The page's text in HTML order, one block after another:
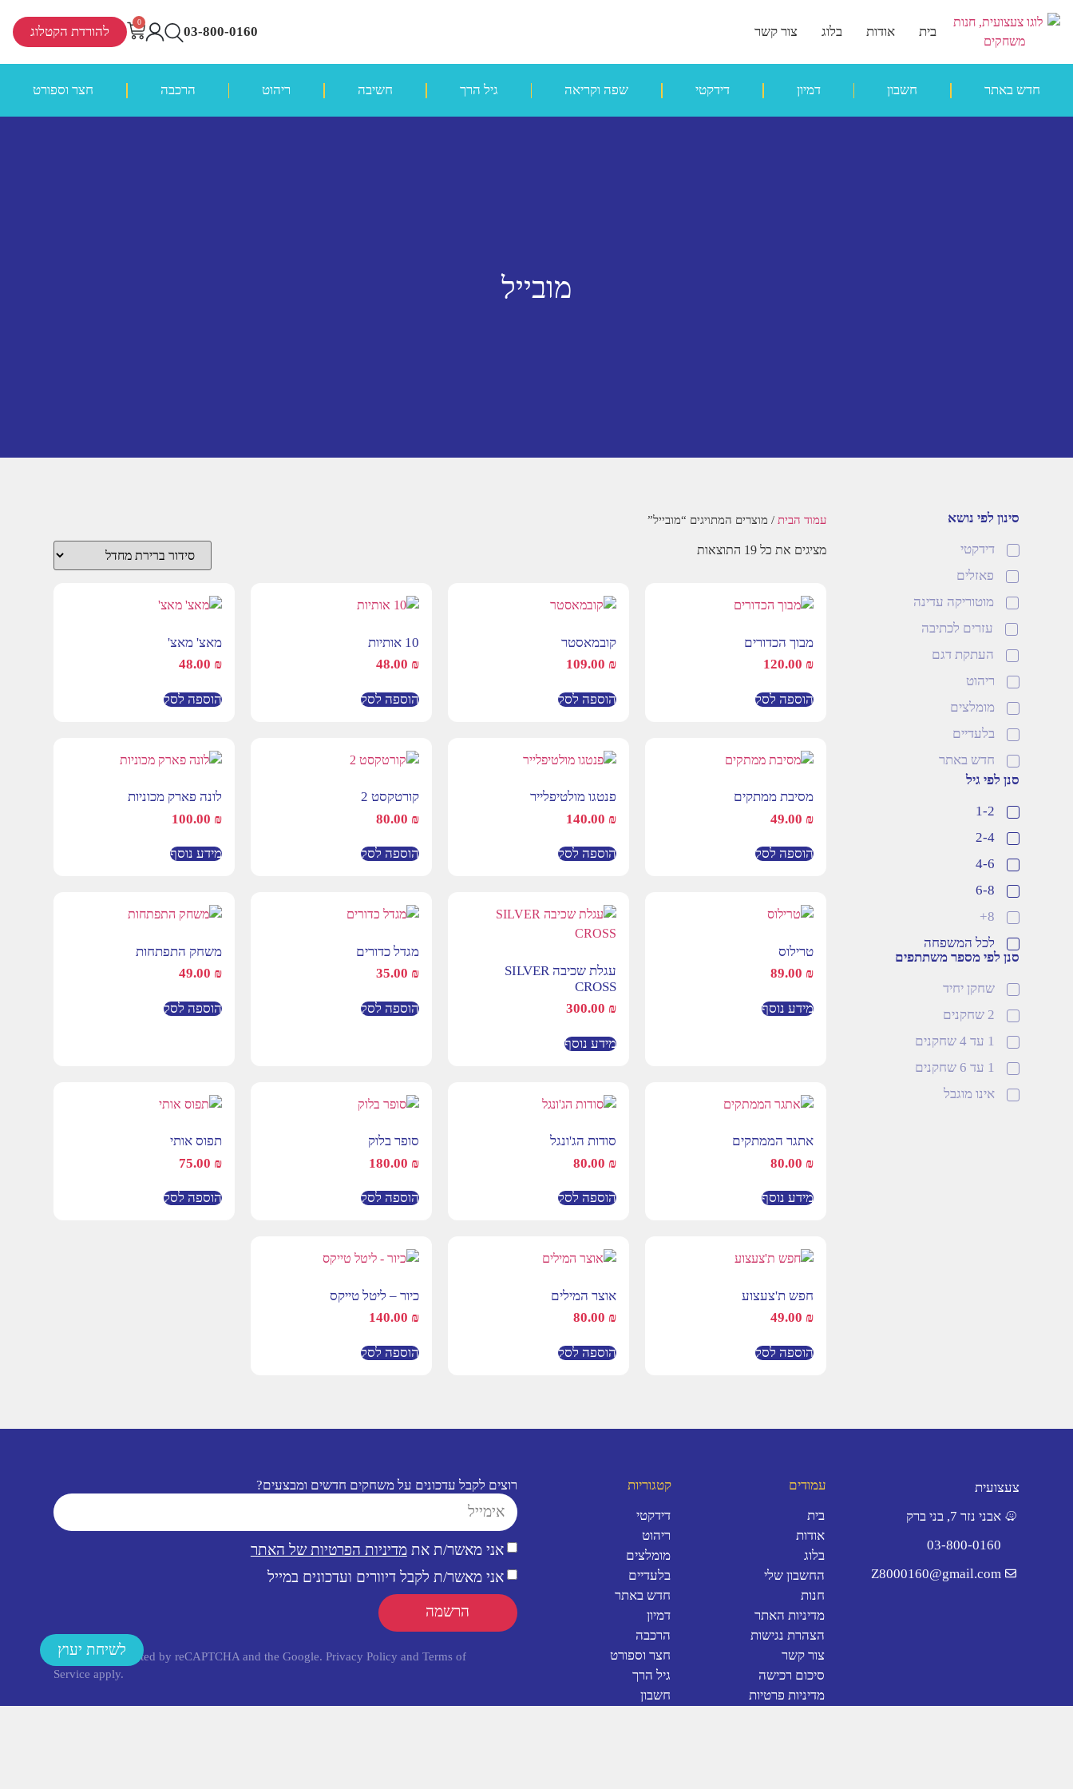
בית אודות בלוג צור קשר 03-800-0160
0
להורדת הקטלוג
חדש באתר חשבון דמיון דידקטי שפה וקריאה גיל הרך חשיבה ריהוט הרכבה חצר וספורט
מובייל
סינון לפי נושא
דידקטי
פאזלים
מוטוריקה עדינה
עזרים לכתיבה
העתקת דגם
ריהוט
מומלצים
בלעדיים
חדש באתר
דמיון
תחושה
עגלות ובובות
בובות תאטרון
כלי נגינה
פינת משק בית
מגנטים
הרכבה
חצר וספורט
מתקני חצר
בימבות
ג'מבורי
שחקן יחיד
כללי
סנן לפי גיל
1-2
2-4
4-6
6-8
8+
לכל המשפחה
סנן לפי מספר משתתפים
שחקן יחיד
2 שחקנים
1 עד 4 שחקנים
1 עד 6 שחקנים
אינו מוגבל
עמוד הבית / מוצרים המתויגים “מובייל”
מציגים את כל ⁦19⁩ התוצאות
מבוך הכדורים
120.00 ₪
הוספה לסל
קובמאסטר
109.00 ₪
הוספה לסל
10 אותיות
48.00 ₪
הוספה לסל
מאצ' מאצ'
48.00 ₪
הוספה לסל
מסיבת ממתקים
49.00 ₪
הוספה לסל
פנטגו מולטיפלייר
140.00 ₪
הוספה לסל
קורטקסט 2
80.00 ₪
הוספה לסל
לונה פארק מכוניות
100.00 ₪
מידע נוסף
טרילוס
89.00 ₪
מידע נוסף
עגלת שכיבה SILVER
CROSS
300.00 ₪
מידע נוסף
מגדל כדורים
35.00 ₪
הוספה לסל
משחק התפתחות
49.00 ₪
הוספה לסל
אתגר הממתקים
80.00 ₪
מידע נוסף
סודות הג'ונגל
80.00 ₪
הוספה לסל
סופר בלוק
180.00 ₪
הוספה לסל
תפוס אותי
75.00 ₪
הוספה לסל
חפש ת'צעצוע
49.00 ₪
הוספה לסל
אוצר המילים
80.00 ₪
הוספה לסל
כיור – ליטל טייקס
140.00 ₪
הוספה לסל
צעצועית
אבני נזר 7, בני ברק
03-800-0160
Z8000160@gmail.com
עמודים
בית
אודות
בלוג
החשבון שלי
חנות
מדיניות האתר
הצהרת נגישות
צור קשר
סיכום רכישה
מדיניות פרטיות
קטגוריות
דידקטי
ריהוט
מומלצים
בלעדיים
חדש באתר
דמיון
הרכבה
חצר וספורט
גיל הרך
חשבון
רוצים לקבל עדכונים על משחקים חדשים ומבצעים?
אני מאשר/ת אתמדיניות הפרטיות של האתר
אני מאשר/ת לקבל דיוורים ועדכונים במייל
הרשמה
This site is protected by reCAPTCHA and the Google.Privacy Policy andTerms of
Service apply.
לשיחת יעוץ